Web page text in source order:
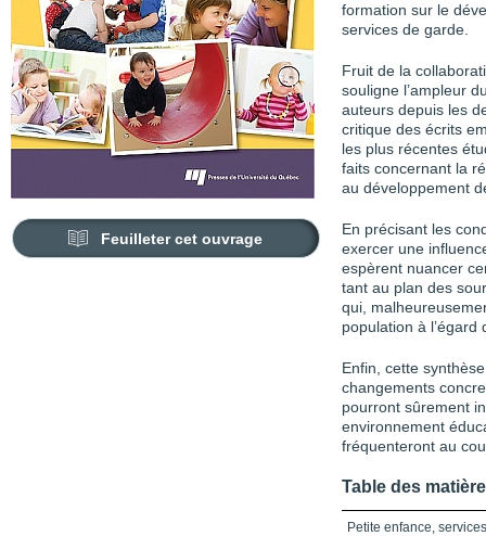
Feuilleter cet ouvrage
formation sur le
services de garde.
Fruit de la
souligne l’ampleur
auteurs depuis les
critique des écrits
les plus récentes
faits concernant la
au développement
En précisant les
exercer une
espèrent nuancer
tant au plan des
qui,
population à l’égard
Enfin, cette
changements
pourront sûrement
environnement
fréquenteront au
Table des
Petite enfance,